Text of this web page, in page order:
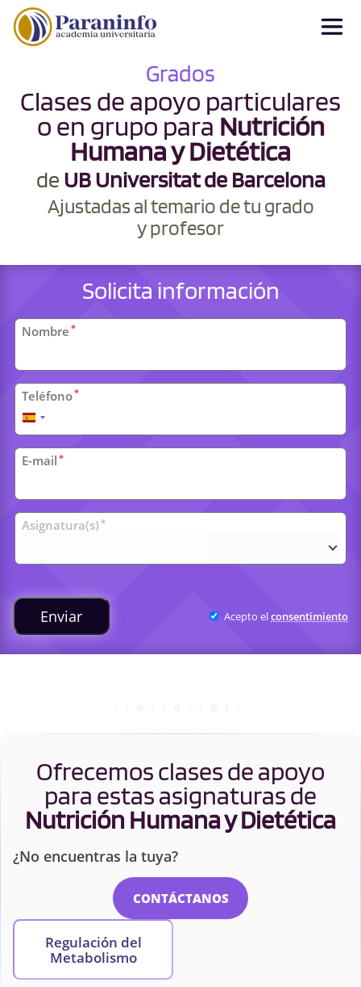
Grados
Clases de apoyo particulares
o en grupo para Nutrición
Humana y Dietética
de UB Universitat de Barcelona
Ajustadas al temario de tu grado
y profesor
Solicita información
Datos
personales
Nombre *
Teléfono*
España
+34
E-mail *
Clases
universitarias
Asignatura(s) *
Enviar Acepto elconsentimiento
Ofrecemos clases de apoyo
para estas asignaturas de
Nutrición Humana y Dietética
¿No encuentras la tuya?
CONTÁCTANOS
Regulación del
Metabolismo